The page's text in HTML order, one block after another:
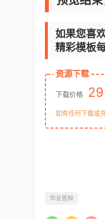
如果您喜
精彩模板
资源下载
下载价格 29
如有任何下载或
毕业答辩